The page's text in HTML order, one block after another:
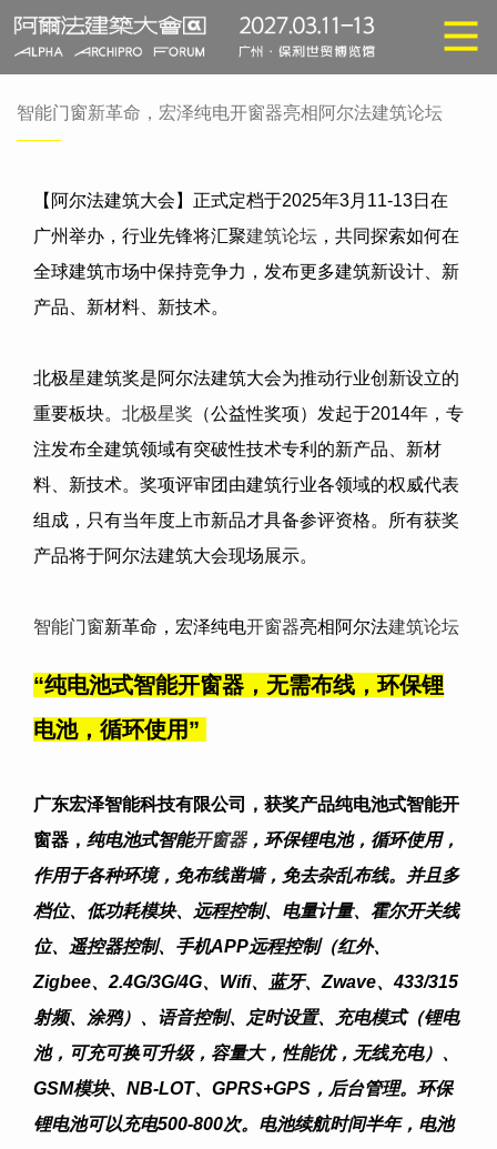
智能门窗新革命，宏泽纯电开窗器亮相阿尔法建筑论坛
【阿尔法建筑大会】正式定档于2025年3月 11-13日在
广州举办，行业先锋将汇聚建筑论坛 ，共同探索如何在
全球建筑市场中保持竞争力，发布更多建筑新设计、新
产品、新材料、新技术。
北极星建筑奖是阿尔法建筑大会为推动行业创新设立的
重要板块。 北极星奖 （公益性奖项）发起于2014年，专
注发布全建筑领域有突破性技术专利的新产品、新材
料、新技术。奖项评审团由建筑行业各领域的权威代表
组成，只有当年度上市新品才具备参评资格。所有获奖
产品将于阿尔法建筑大会现场展示。
智能门窗新革命，宏泽纯电开窗器亮相阿尔法建筑论坛
“纯电池式智能开窗器，无需布线，环保锂
电池，循环使用”
广东宏泽智能科技有限公司
，获奖产品纯电池式智能开
窗器， 纯电池式智能开窗器，环保锂电池，循环使用，
作用于各种环境，免布线凿墙，免去杂乱布线。并且多
档位、低功耗模块、远程控制、电量计量、霍尔开关线
位、遥控器控制、手机APP远程控制（红外、
Zigbee、2.4G/3G/4G、Wifi、蓝牙、Zwave、433/315
射频、涂鸦）、语音控制、定时设置、充电模式（锂电
池，可充可换可升级，容量大，性能优，无线充电）、
GSM模块、NB-LOT、GPRS+GPS，后台管理。环保
锂电池可以充电500-800次。电池续航时间半年，电池